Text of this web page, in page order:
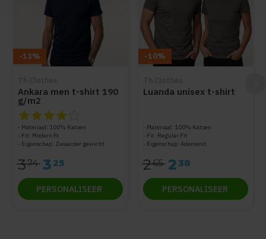
-13%
Ankara men t-shirt 190
g/m2
De beoordeling van dit product is
Materiaal: 100% Katoen
Fit: Modern fit
Eigenschap: Zwaarder gewicht
374 3 25
PERSONALISEER
-10%
Luanda unisex t-shirt
Materiaal: 100% Katoen
Fit: Regular Fit
Eigenschap: Ademend
265 2 38
PERSONALISEER